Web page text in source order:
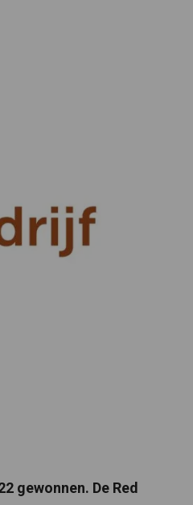
gewonnen. De Red